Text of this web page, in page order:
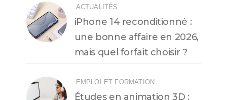
ACTUALITÉS
iPhone 14 reconditionné :
une bonne affaire en 2026,
mais quel forfait choisir ?
EMPLOI ET FORMATION
Études en animation 3D :